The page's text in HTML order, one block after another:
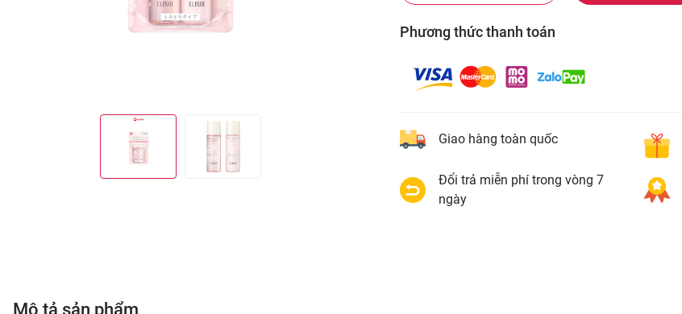
Phương thức thanh toán
Giao hàng toàn quốc
Đổi trả miễn phí trong vòng 7
ngày
Mô tả sản phẩm